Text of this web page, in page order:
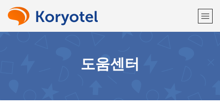
환영합니다!
도움센터